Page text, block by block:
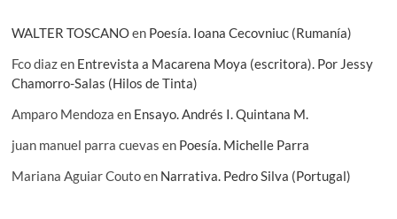
WALTER TOSCANOen Poesía. Ioana Cecovniuc (Rumanía)
Fco diazen Entrevista a Macarena Moya (escritora). Por Jessy
Chamorro-Salas (Hilos de Tinta)
Amparo Mendoza en Ensayo. Andrés I. Quintana M.
juan manuel parra cuevas en Poesía. Michelle Parra
Mariana Aguiar Coutoen Narrativa. Pedro Silva (Portugal)